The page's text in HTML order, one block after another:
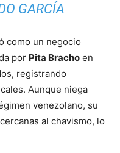
GARCÍA
como un negocio
por Pita Bracho en
registrando
Aunque niega
venezolano, su
al chavismo, lo